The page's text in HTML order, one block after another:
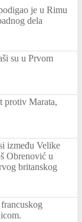
je u Rimu
dela
su u Prvom
protiv Marata,
između Velike
Obrenović u
britanskog